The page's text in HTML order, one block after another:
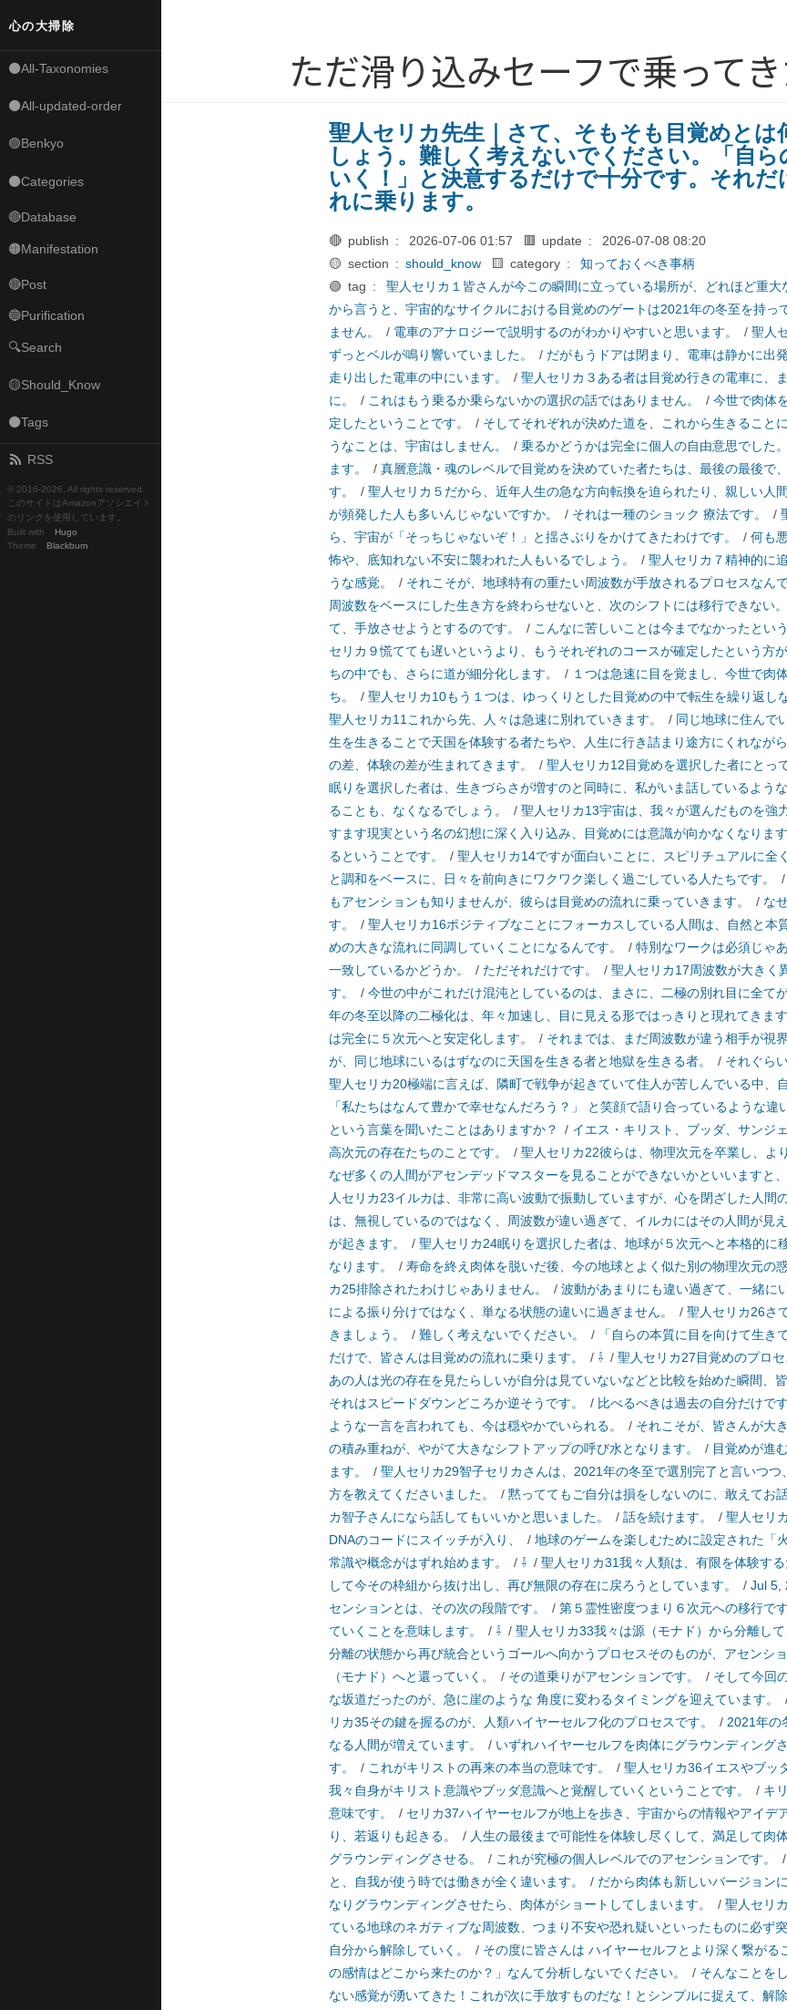
心の大掃除
⚫All-Taxonomies
⚫All-updated-order
🟣Benkyo
⚫Categories
🔴Database
🟠Manifestation
🔴Post
🔵Purification
🔍Search
🟡Should_Know
⚫Tags
RSS
© 2016-2026. All rights reserved.
このサイトはAmazonアソシエイト
のリンクを使用しています。
Built with
Hugo
Theme
Blackburn
ただ滑り込みセーフで乗ってき
聖人セリカ先生｜さて、そもそも目覚めとは
しょう。難しく考えないでください。「自
いく！」と決意するだけで十分です。それ
れに乗ります。
🔴 publish : 2026-07-06 01:57 🟥 update :
2026-07-08 08:20
🟡 section : should_know 🟨 category :
知っておくべき事柄
🟢 tag :
聖人セリカ１皆さんが今この瞬間に立っている場所が、どれほど重大
から言うと、宇宙的なサイクルにおける目覚めのゲートは2021年の冬至を持っ
ません。
/ 電車のアナロジーで説明するのがわかりやすいと思います。 / 聖人
ずっとベルが鳴り響いていました。
/ だがもうドアは閉まり、電車は静かに出発
走り出した電車の中にいます。
/ 聖人セリカ３ある者は目覚め行きの電車に、
に。
/ これはもう乗るか乗らないかの選択の話ではありません。 / 今世で肉体
定したということです。
/ そしてそれぞれが決めた道を、これから生きることに
うなことは、宇宙はしません。
/ 乗るかどうかは完全に個人の自由意思でした。
ます。
/ 真層意識・魂のレベルで目覚めを決めていた者たちは、最後の最後で
す。
/ 聖人セリカ５だから、近年人生の急な方向転換を迫られたり、親しい人
が頻発した人も多いんじゃないですか。
/ それは一種のショック 療法です。 /
ら、宇宙が「そっちじゃないぞ！」と揺さぶりをかけてきたわけです。
/ 何も
怖や、底知れない不安に襲われた人もいるでしょう。
/ 聖人セリカ７精神的に
うな感覚。
/ それこそが、地球特有の重たい周波数が手放されるプロセスなんで
周波数をベースにした生き方を終わらせないと、次のシフトには移行できない。
て、手放させようとするのです。
/ こんなに苦しいことは今までなかったとい
セリカ９慌てても遅いというより、もうそれぞれのコースが確定したという方が
ちの中でも、さらに道が細分化します。
/ １つは急速に目を覚まし、今世で肉
ち。
/ 聖人セリカ10もう１つは、ゆっくりとした目覚めの中で転生を繰り返し
聖人セリカ11これから先、人々は急速に別れていきます。
/ 同じ地球に住んで
生を生きることで天国を体験する者たちや、人生に行き詰まり途方にくれなが
の差、体験の差が生まれてきます。
/ 聖人セリカ12目覚めを選択した者にとっ
眠りを選択した者は、生きづらさが増すのと同時に、私がいま話しているよう
ることも、なくなるでしょう。
/ 聖人セリカ13宇宙は、我々が選んだものを強
すます現実という名の幻想に深く入り込み、目覚めには意識が向かなくなります
るということです。
/ 聖人セリカ14ですが面白いことに、スピリチュアルに全
と調和をベースに、日々を前向きにワクワク楽しく過ごしている人たちです。
/
もアセンションも知りませんが、彼らは目覚めの流れに乗っていきます。
/ な
す。
/ 聖人セリカ16ポジティブなことにフォーカスしている人間は、自然と本
めの大きな流れに同調していくことになるんです。
/ 特別なワークは必須じゃあ
一致しているかどうか。
/ ただそれだけです。 / 聖人セリカ17周波数が大きく
す。
/ 今世の中がこれだけ混沌としているのは、まさに、二極の別れ目に全て
年の冬至以降の二極化は、年々加速し、目に見える形ではっきりと現れてきます
は完全に５次元へと安定化します。
/ それまでは、まだ周波数が違う相手が視
が、同じ地球にいるはずなのに天国を生きる者と地獄を生きる者。
/ それぐら
聖人セリカ20極端に言えば、隣町で戦争が起きていて住人が苦しんでいる中、
「私たちはなんて豊かで幸せなんだろう？」 と笑顔で語り合っているような違
という言葉を聞いたことはありますか？
/ イエス・キリスト、ブッダ、サンジ
高次元の存在たちのことです。
/ 聖人セリカ22彼らは、物理次元を卒業し、よ
なぜ多くの人間がアセンデッドマスターを見ることができないかといいますと
人セリカ23イルカは、非常に高い波動で振動していますが、心を閉ざした人間
は、無視しているのではなく、周波数が違い過ぎて、イルカにはその人間が見え
が起きます。
/ 聖人セリカ24眠りを選択した者は、地球が５次元へと本格的に
なります。
/ 寿命を終え肉体を脱いだ後、今の地球とよく似た別の物理次元の
カ25排除されたわけじゃありません。
/ 波動があまりにも違い過ぎて、一緒に
による振り分けではなく、単なる状態の違いに過ぎません。
/ 聖人セリカ26さ
きましょう。
/ 難しく考えないでください。 / 「自らの本質に目を向けて生き
だけで、皆さんは目覚めの流れに乗ります。
/ ⇩ / 聖人セリカ27目覚めのプロ
あの人は光の存在を見たらしいが自分は見ていないなどと比較を始めた瞬間、
それはスピードダウンどころか逆そうです。
/ 比べるべきは過去の自分だけです
ような一言を言われても、今は穏やかでいられる。
/ それこそが、皆さんが大
の積み重ねが、やがて大きなシフトアップの呼び水となります。
/ 目覚めが進
ます。
/ 聖人セリカ29智子セリカさんは、2021年の冬至で選別完了と言いつ
方を教えてくださいました。
/ 黙っててもご自分は損をしないのに、敢えてお
カ智子さんになら話してもいいかと思いました。
/ 話を続けます。 / 聖人セリ
DNAのコードにスイッチが入り、
/ 地球のゲームを楽しむために設定された「
常識や概念がはずれ始めます。
/ ⇩ / 聖人セリカ31我々人類は、有限を体験す
して今その枠組から抜け出し、再び無限の存在に戻ろうとしています。
/ Jul 5,
センションとは、その次の段階です。
/ 第５霊性密度つまり６次元への移行です
ていくことを意味します。
/ ⇩ / 聖人セリカ33我々は源（モナド）から分離し
分離の状態から再び統合というゴールへ向かうプロセスそのものが、アセンショ
（モナド）へと還っていく。
/ その道乗りがアセンションです。 / そして今回
な坂道だったのが、急に崖のような 角度に変わるタイミングを迎えています。
リカ35その鍵を握るのが、人類ハイヤーセルフ化のプロセスです。
/ 2021年の
なる人間が増えています。
/ いずれハイヤーセルフを肉体にグラウンディング
す。
/ これがキリストの再来の本当の意味です。 / 聖人セリカ36イエスやブッ
我々自身がキリスト意識やブッダ意識へと覚醒していくということです。
/ キ
意味です。
/ セリカ37ハイヤーセルフが地上を歩き、宇宙からの情報やアイデ
り、若返りも起きる。
/ 人生の最後まで可能性を体験し尽くして、満足して肉
グラウンディングさせる。
/ これが究極の個人レベルでのアセンションです。 /
と、自我が使う時では働きが全く違います。
/ だから肉体も新しいバージョン
なりグラウンディングさせたら、肉体がショートしてしまいます。
/ 聖人セリ
ている地球のネガティブな周波数、つまり不安や恐れ疑いといったものに必ず突
自分から解除していく。
/ その度に皆さんは ハイヤーセルフとより深く繋がる
の感情はどこから来たのか？」なんて分析しないでください。
/ そんなことを
ない感覚が湧いてきた！これが次に手放すものだな！とシンプルに捉えて、解除